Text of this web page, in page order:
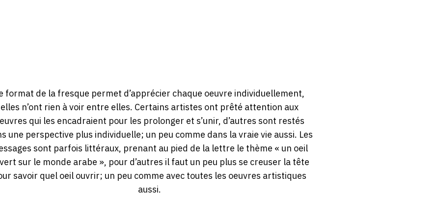
format de la fresque permet d’apprécier chaque oeuvre individuellement,
elles n’ont rien à voir entre elles. Certains artistes ont prêté attention aux
qui les encadraient pour les prolonger et s’unir, d’autres sont restés
une perspective plus individuelle; un peu comme dans la vraie vie aussi. Les
sont parfois littéraux, prenant au pied de la lettre le thème « un oeil
sur le monde arabe », pour d’autres il faut un peu plus se creuser la tête
savoir quel oeil ouvrir; un peu comme avec toutes les oeuvres artistiques
aussi.